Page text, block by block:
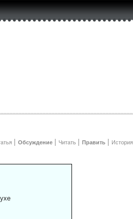
Обсуждение Читать Править История